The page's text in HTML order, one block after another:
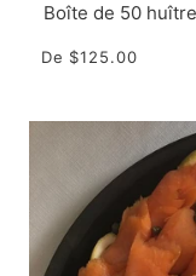
Boîte de 50
De $125.00